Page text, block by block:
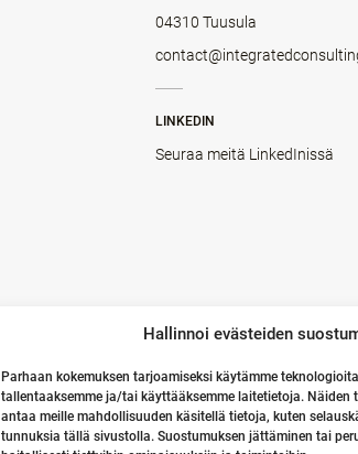
Hallinnoi evästeiden
Parhaan kokemuksen tarjoamiseksi käytämme
tallentaaksemme ja/tai käyttääksemme laitetietoja. Näiden
antaa meille mahdollisuuden käsitellä tietoja, kuten
tunnuksia tällä sivustolla. Suostumuksen jättäminen tai
04310 Tuusula
LINKEDIN
Seuraa meitä LinkedInissä